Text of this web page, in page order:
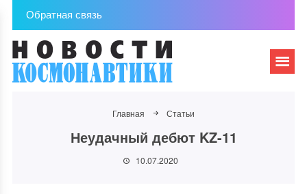
Обратная связь
Главная Статьи
Неудачный дебют KZ-11
10.07.2020